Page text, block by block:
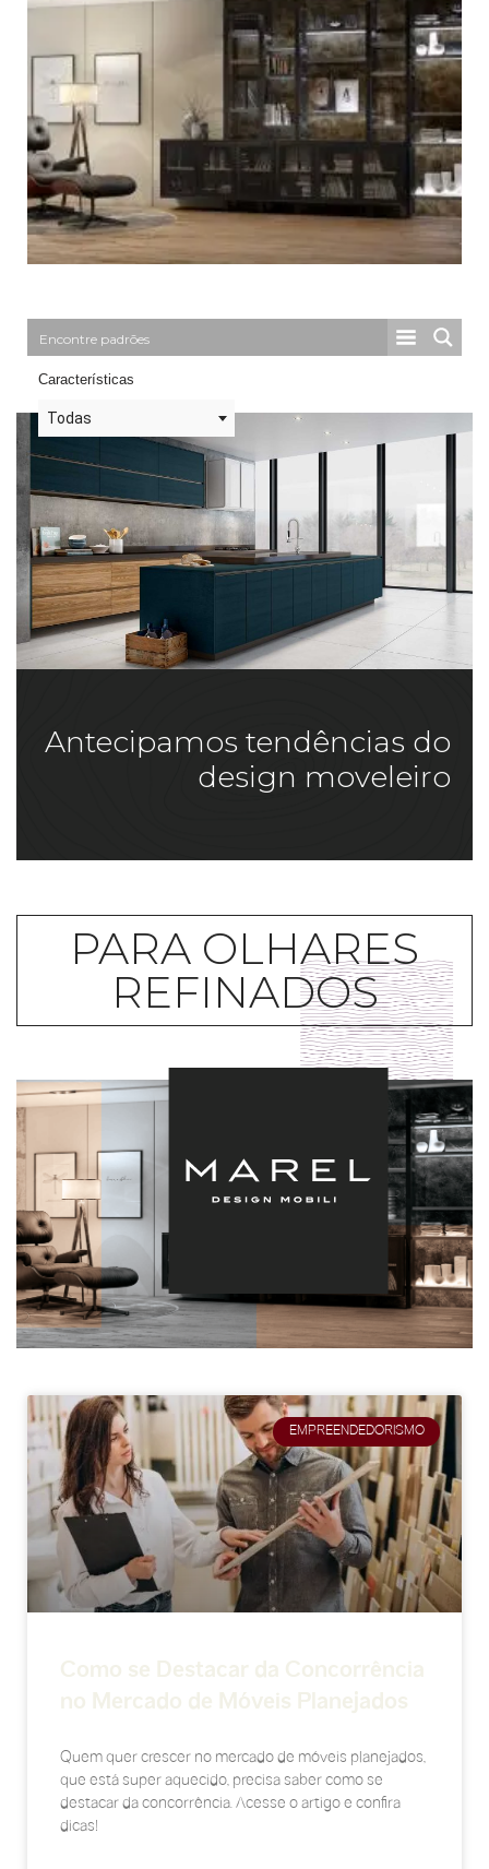
Características
Todas
Antecipamos tendências do
design moveleiro
PARA OLHARES
REFINADOS
EMPREENDEDORISMO
Como se Destacar da Concorrência
no Mercado de Móveis Planejados
Quem quer crescer no mercado de móveis planejados,
que está super aquecido, precisa saber como se
destacar da concorrência. Acesse o artigo e confira
dicas!